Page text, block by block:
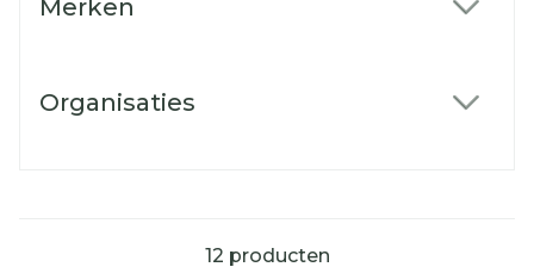
Merken
Organisaties
12 producten